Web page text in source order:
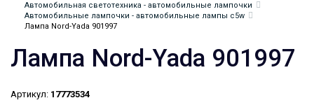
Автомобильная светотехника - автомобильные лампочки
Автомобильные лампочки - автомобильные лампы c5w
Лампа Nord-Yada 901997
Лампа Nord-Yada 901997
Артикул: 17773534